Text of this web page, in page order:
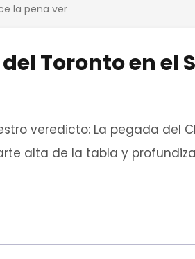
la pena ver
Toronto en el
veredicto: La pegada del
alta de la tabla y